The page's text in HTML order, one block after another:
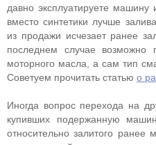
давно эксплуатируете
вместо синтетики лучше
из продажи исчезает ранее
последнем случае возможно
моторного масла, а сам тип
Советуем прочитать статью о
Иногда вопрос перехода на
купивших подержанную
относительно залитого